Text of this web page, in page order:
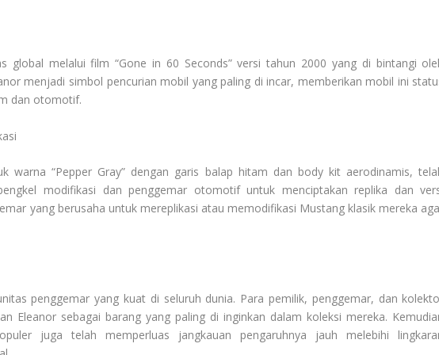
global melalui film “Gone in 60 Seconds” versi tahun 2000 yang di bintangi
menjadi simbol pencurian mobil yang paling di incar, memberikan mobil ini
dan otomotif.
warna “Pepper Gray” dengan garis balap hitam dan body kit aerodinamis,
modifikasi dan penggemar otomotif untuk menciptakan replika dan
yang berusaha untuk mereplikasi atau memodifikasi Mustang klasik mereka
penggemar yang kuat di seluruh dunia. Para pemilik, penggemar, dan
Eleanor sebagai barang yang paling di inginkan dalam koleksi mereka.
juga telah memperluas jangkauan pengaruhnya jauh melebihi